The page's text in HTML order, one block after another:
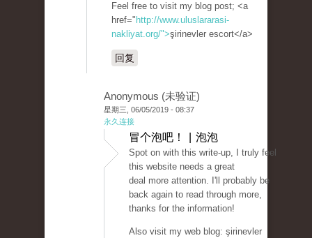
Feel free to visit my blog post; <a
href=" http://www.uluslararasi-
nakliyat.org/">şirinevler escort</a>
回复
Anonymous (未验证)
星期三, 06/05/2019 - 08:37
永久连接
冒个泡吧！ | 泡泡
Spot on with this write-up, I truly feel
this website needs a great
deal more attention. I'll probably be
back again to read through more,
thanks for the information!
Also visit my web blog: şirinevler